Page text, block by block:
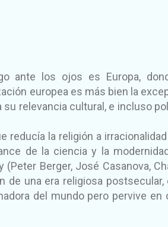
ante los ojos es Europa,
europea es más bien la
relevancia cultural, e incluso
reducía la religión a
de la ciencia y la
Berger, José Casanova,
de una era religiosa postsecular,
del mundo pero pervive en